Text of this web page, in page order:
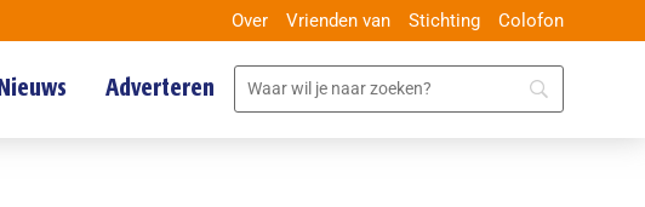
Over Vrienden van Stichting Colofon
Nieuws Adverteren